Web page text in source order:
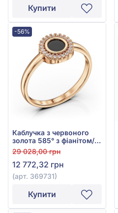
Купити
-56%
Каблучка з червоного
золота 585° з фіанітом/
куб.цирконієм та чорним
агатом, арт. 369731
29 028,00 грн
12 772,32 грн
(арт. 369731)
Купити